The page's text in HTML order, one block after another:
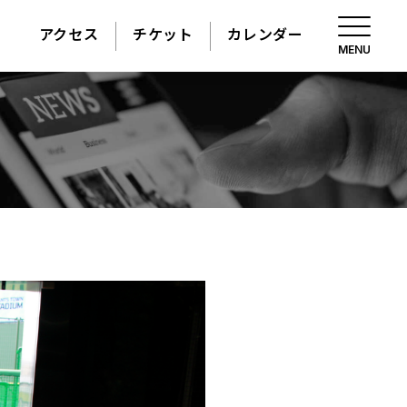
アクセス チケット カレンダー
MENU